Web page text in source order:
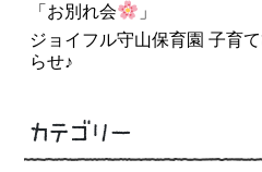
「お別れ会
」
ジョイフル守山保育園 子育
らせ♪
カテゴリー